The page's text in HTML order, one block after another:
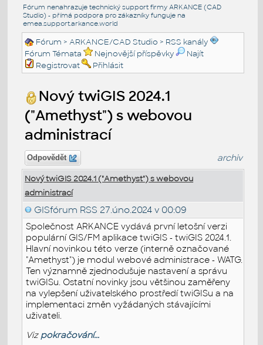
Fórum nenahrazuje technický support firmy ARKANCE (CAD
Studio) - přímá podpora pro zákazníky funguje na
emea.support.arkance.world
Fórum >ARKANCE/CAD Studio > RSS kanály
Fórum Témata
Nejnovější příspěvky
Najít
Registrovat
Přihlásit
Nový twiGIS 2024.1
("Amethyst") s webovou
administrací
Odpovědět archiv
Nový twiGIS 2024.1 ("Amethyst") s webovou
administrací
GISfórum RSS 27.úno.2024 v 00:09
Společnost ARKANCE vydává první letošní verzi
populární GIS/FM aplikace twiGIS - twiGIS 2024.1.
Hlavní novinkou této verze (interně označované
"Amethyst") je modul webové administrace - WATG.
Ten významně zjednodušuje nastavení a správu
twiGISu. Ostatní novinky jsou většinou zaměřeny
na vylepšení uživatelského prostředí twiGISu a na
implementaci změn vyžádaných stávajícími
uživateli.
Viz pokračování...